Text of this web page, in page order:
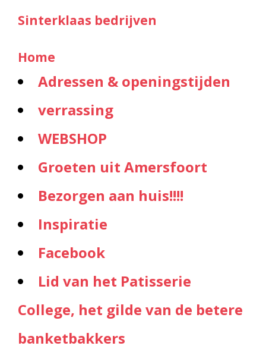
Sinterklaas bedrijven
Home
Adressen & openingstijden
verrassing
WEBSHOP
Groeten uit Amersfoort
Bezorgen aan huis!!!!
Inspiratie
Facebook
Lid van het Patisserie
College, het gilde van de betere
banketbakkers